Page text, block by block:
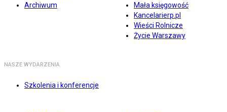
Archiwum
Mała księgowość
Kancelarierp.pl
Wieści Rolnicze
Życie Warszawy
NASZE WYDARZENIA
Szkolenia i konferencje